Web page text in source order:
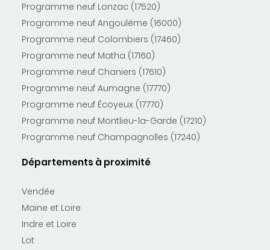
Programme neuf Lonzac (17520)
Programme neuf Angoulême (16000)
Programme neuf Colombiers (17460)
Programme neuf Matha (17160)
Programme neuf Chaniers (17610)
Programme neuf Aumagne (17770)
Programme neuf Écoyeux (17770)
Programme neuf Montlieu-la-Garde (17210)
Programme neuf Champagnolles (17240)
Départements à proximité
Vendée
Maine et Loire
Indre et Loire
Lot